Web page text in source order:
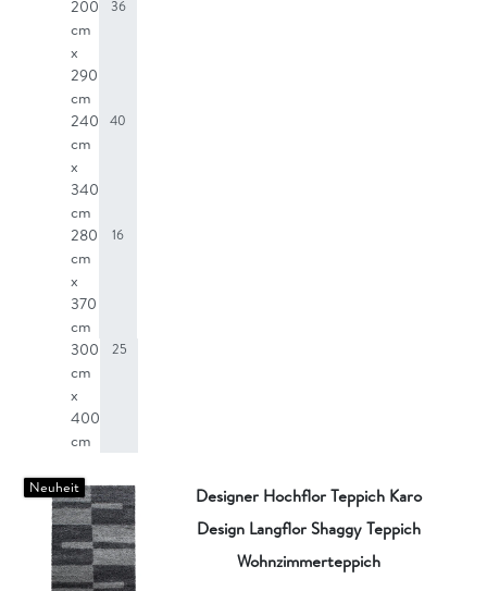
200
cm
x
290
cm
36
240
cm
x
340
cm
40
280
cm
x
370
cm
16
300
cm
x
400
cm
25
Neuheit
Designer Hochflor Teppich Karo
Design Langflor Shaggy Teppich
Wohnzimmerteppich